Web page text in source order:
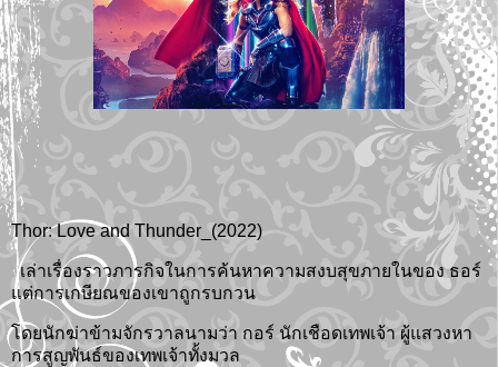
Thor: Love and Thunder_(2022)
เล่าเรื่องราวภารกิจในการค้นหาความสงบสุขภายในของ ธอร์
แต่การเกษียณของเขาถูกรบกวน
โดยนักฆ่าข้ามจักรวาลนามว่า กอร์ นักเชือดเทพเจ้า ผู้แสวงหา
การสูญพันธ์ของเทพเจ้าทั้งมวล